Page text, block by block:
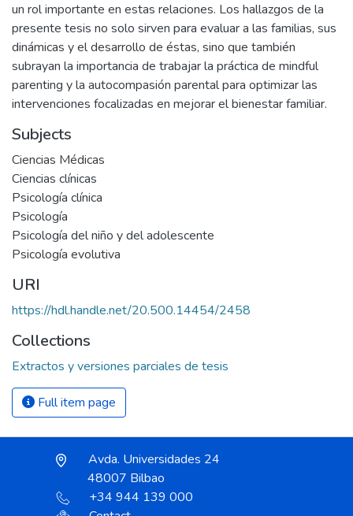
un rol importante en estas relaciones. Los hallazgos de la
presente tesis no solo sirven para evaluar a las familias, sus
dinámicas y el desarrollo de éstas, sino que también
subrayan la importancia de trabajar la práctica de mindful
parenting y la autocompasión parental para optimizar las
intervenciones focalizadas en mejorar el bienestar familiar.
Subjects
Ciencias Médicas
Ciencias clínicas
Psicología clínica
Psicología
Psicología del niño y del adolescente
Psicología evolutiva
URI
https://hdl.handle.net/20.500.14454/2458
Collections
Extractos y versiones parciales de tesis
Full item page
Avda. Universidades 24
48007 Bilbao
+34 944 139 000